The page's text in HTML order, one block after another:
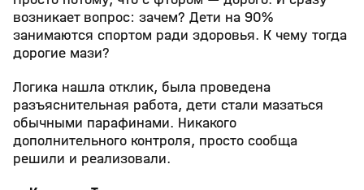
возникает вопрос: зачем? Дети на 90%
занимаются спортом ради здоровья. К чему тогда
дорогие мази?
Логика нашла отклик, была проведена
разъяснительная работа, дети стали мазаться
обычными парафинами. Никакого
дополнительного контроля, просто сообща
решили и реализовали.